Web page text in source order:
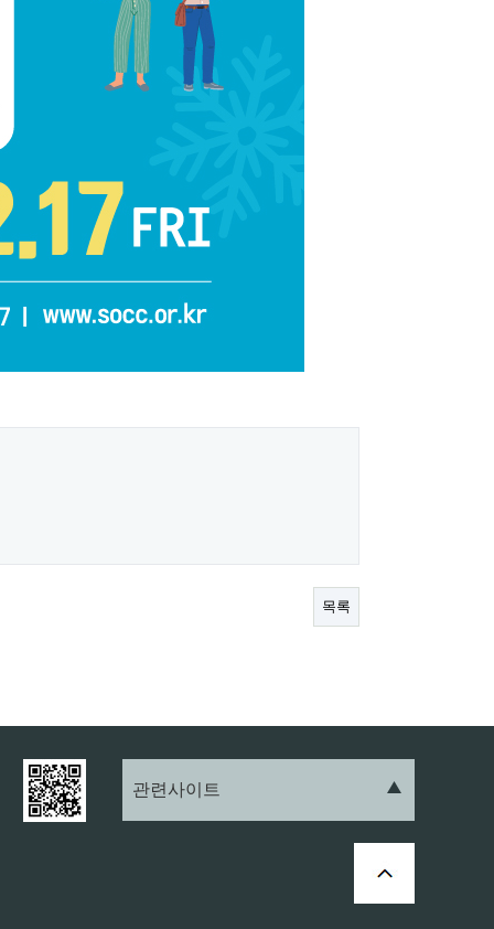
목록
관련사이트